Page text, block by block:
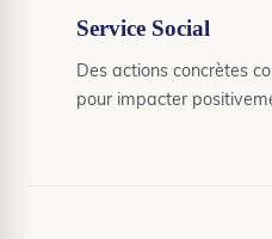
Service Social
Des actions concrètes
pour impacter